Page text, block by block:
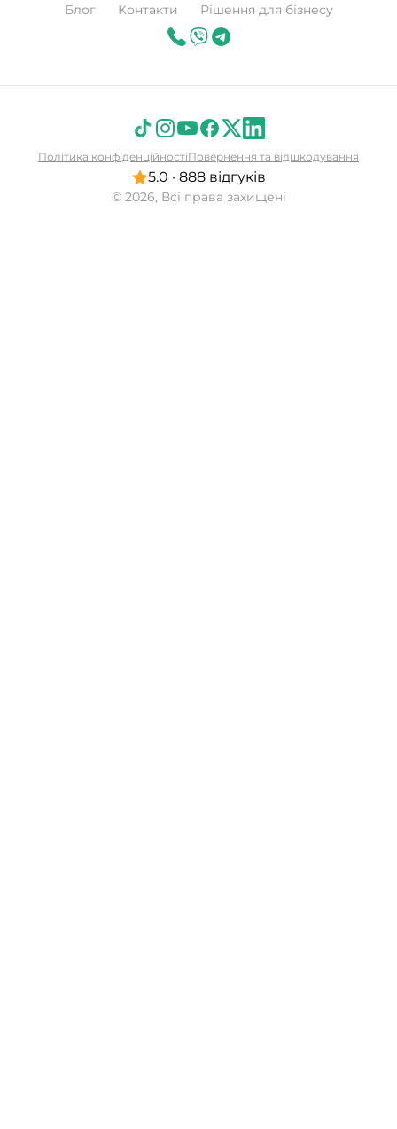
Блог Контакти Рішення для бізнесу
© 2026, Всі права захищені
5.0 · 888 відгуків
Політика конфіденційностіПовернення та відшкодування